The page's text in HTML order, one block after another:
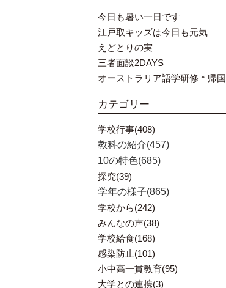
今日も暑い一日です
江戸取キッズは今日も元気
えどとりの実
三者面談2DAYS
オーストラリア語学研修＊帰国
カテゴリー
学校行事(408)
教科の紹介(457)
10の特色(685)
探究(39)
学年の様子(865)
学校から(242)
みんなの声(38)
学校給食(168)
感染防止(101)
小中高一貫教育(95)
大学との連携(3)